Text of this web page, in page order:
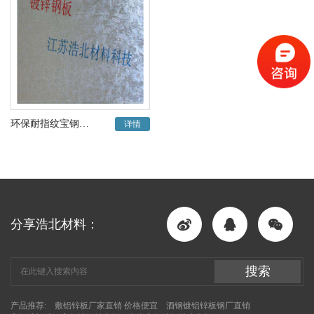
详情
分享浩北材料：
搜索
产品推荐: 敷铝锌板厂家直销 价格便宜
酒钢镀铝锌板钢厂直销